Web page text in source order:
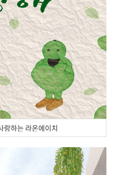
랑하는 라온에이치